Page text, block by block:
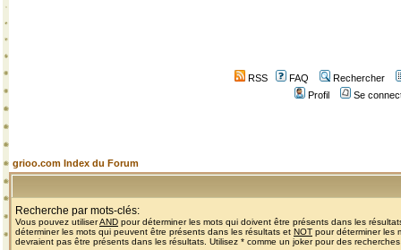
RSS FAQ
Rechercher
Profil
Se
grioo.com Index du Forum
Recherche par mots-clés:
Vous pouvez utiliserAND pour déterminer les mots qui doivent être présents dans les
déterminer les mots qui peuvent être présents dans les résultats et NOT pour déterminer les
devraient pas être présents dans les résultats. Utilisez * comme un joker pour des